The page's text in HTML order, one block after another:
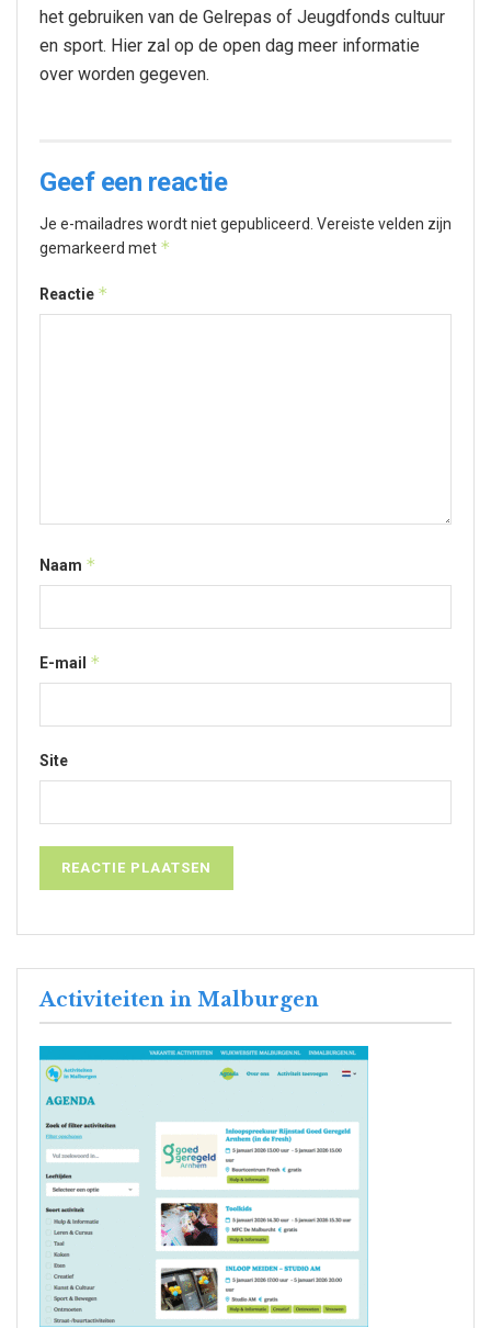
het gebruiken van de Gelrepas of Jeugdfonds cultuur
en sport. Hier zal op de open dag meer informatie
over worden gegeven.
Geef een reactie
Je e-mailadres wordt niet gepubliceerd. Vereiste velden zijn
gemarkeerd met *
Reactie *
Naam *
E-mail *
Site
Activiteiten in Malburgen